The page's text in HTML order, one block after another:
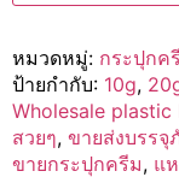
หมวดหมู่: กระปุกค
ป้ายกำกับ: 10g,
Wholesale
สวยๆ, ขายส่งบรร
ขายกระปุกครีม, แ